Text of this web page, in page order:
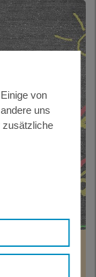
von
uns
zusätzliche